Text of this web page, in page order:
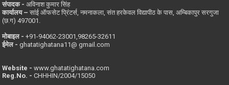
संपादक -अविनाश कुमार सिंह
कार्यालय –सांई ऑफसेट प्रिंटर्स, नमनाकला, संत हरकेवल विद्यापीठ के पास, अम्बिकापुर सरगुजा
(छ.ग) 497001.
मोबाइल - ‪+91-94062-23001‬,98265-32611
ईमेल -ghatatighatana11@ gmail.com
Website -www.ghatatighatana.com
Reg.No. -CHHHIN/2004/15050